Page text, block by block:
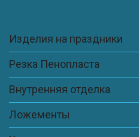
Изделия на праздники
Резка Пенопласта
Внутренняя отделка
Ложементы